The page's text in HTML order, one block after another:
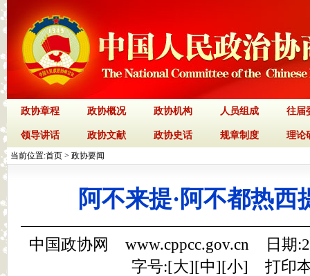
政协章程 政协概况 政协机构 人员组成 往届
领导讲话 政协文献 政协史话 规章制度 理论
当前位置:首页 > 政协要闻
阿不来提·阿不都热西
中国政协网 www.cppcc.gov.cn 日期
字号:[大][中][小] 打印